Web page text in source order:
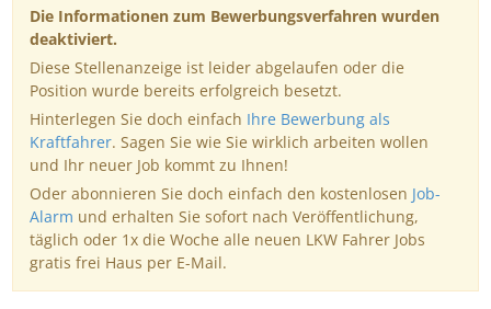
Die Informationen zum Bewerbungsverfahren wurden
deaktiviert.
Diese Stellenanzeige ist leider abgelaufen oder die
Position wurde bereits erfolgreich besetzt.
Hinterlegen Sie doch einfach Ihre Bewerbung als
Kraftfahrer. Sagen Sie wie Sie wirklich arbeiten wollen
und Ihr neuer Job kommt zu Ihnen!
Oder abonnieren Sie doch einfach den kostenlosen Job-
Alarm und erhalten Sie sofort nach Veröffentlichung,
täglich oder 1x die Woche alle neuen LKW Fahrer Jobs
gratis frei Haus per E-Mail.